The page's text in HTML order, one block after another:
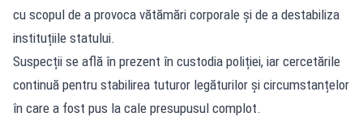
cu scopul de a provoca vătămări corporale și de a destabiliza
instituțiile statului.
Suspecții se află în prezent în custodia poliției, iar cercetările
continuă pentru stabilirea tuturor legăturilor și circumstanțelor
în care a fost pus la cale presupusul complot.